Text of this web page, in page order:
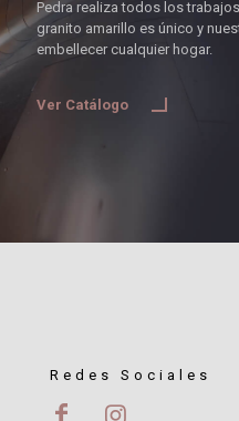
Pedra realiza todos los
granito amarillo es único y
embellecer cualquier hogar.
Ver Catálogo
Redes Sociales